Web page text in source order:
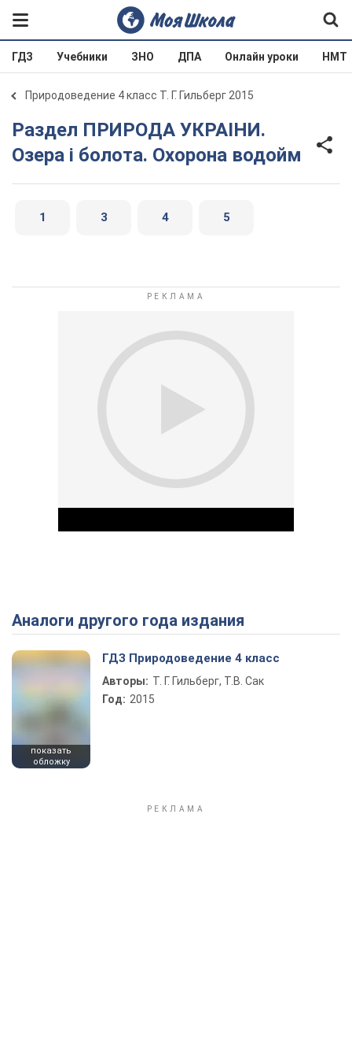
ГДЗ Учебники ЗНО ДПА Онлайн уроки НМТ
Природоведение 4 класс Т. Г. Гильберг 2015
Раздел ПРИРОДА УКРАIНИ.
Озера і болота. Охорона водойм
1 3 4 5
Play Video
Аналоги другого года издания
показать
обложку
ГДЗ Природоведение 4 класс
Авторы: Т. Г. Гильберг, Т.В. Сак
Год: 2015